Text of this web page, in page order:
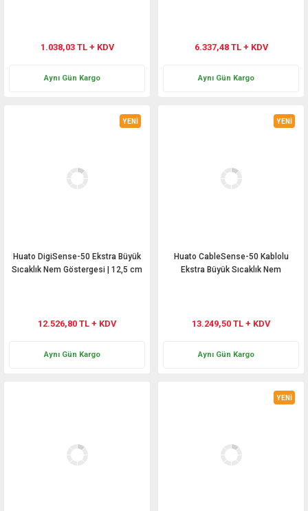
1.038,03 TL + KDV
Aynı Gün Kargo
6.337,48 TL + KDV
Aynı Gün Kargo
YENİ
Huato DigiSense-50 Ekstra Büyük
Sıcaklık Nem Göstergesi | 12,5 cm
12.526,80 TL + KDV
Aynı Gün Kargo
YENİ
Huato CableSense-50 Kablolu
Ekstra Büyük Sıcaklık Nem
13.249,50 TL + KDV
Aynı Gün Kargo
YENİ